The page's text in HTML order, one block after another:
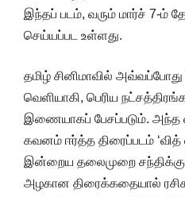
இந்தப் படம், வரும் மார்ச் 7-ம்
செய்யப்பட உள்ளது.
தமிழ் சினிமாவில்
வெளியாகி, பெரிய
இணையாகப் பேசப்படும். அந்த
கவனம் ஈர்த்த திரைப்படம்
இன்றைய தலைமுறை
அழகான திரைக்கதையால்